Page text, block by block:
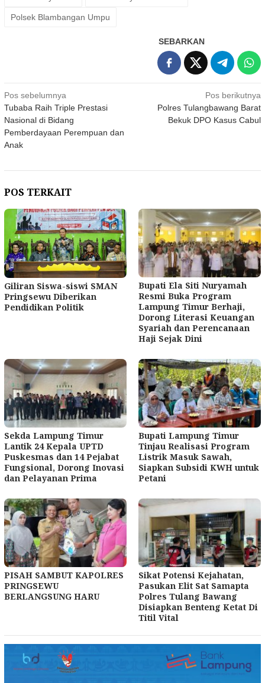
Polsek Blambangan Umpu
SEBARKAN
Navigasi
pos
Pos sebelumnya
Tubaba Raih Triple Prestasi
Nasional di Bidang
Pemberdayaan Perempuan dan
Anak
Pos berikutnya
Polres Tulangbawang Barat
Bekuk DPO Kasus Cabul
POS TERKAIT
Giliran Siswa-siswi SMAN
Pringsewu Diberikan
Pendidikan Politik
Bupati Ela Siti Nuryamah
Resmi Buka Program
Lampung Timur Berhaji,
Dorong Literasi Keuangan
Syariah dan Perencanaan
Haji Sejak Dini
Sekda Lampung Timur
Lantik 24 Kepala UPTD
Puskesmas dan 14 Pejabat
Fungsional, Dorong Inovasi
dan Pelayanan Prima
Bupati Lampung Timur
Tinjau Realisasi Program
Listrik Masuk Sawah,
Siapkan Subsidi KWH untuk
Petani
PISAH SAMBUT KAPOLRES
PRINGSEWU
BERLANGSUNG HARU
Sikat Potensi Kejahatan,
Pasukan Elit Sat Samapta
Polres Tulang Bawang
Disiapkan Benteng Ketat Di
Titil Vital